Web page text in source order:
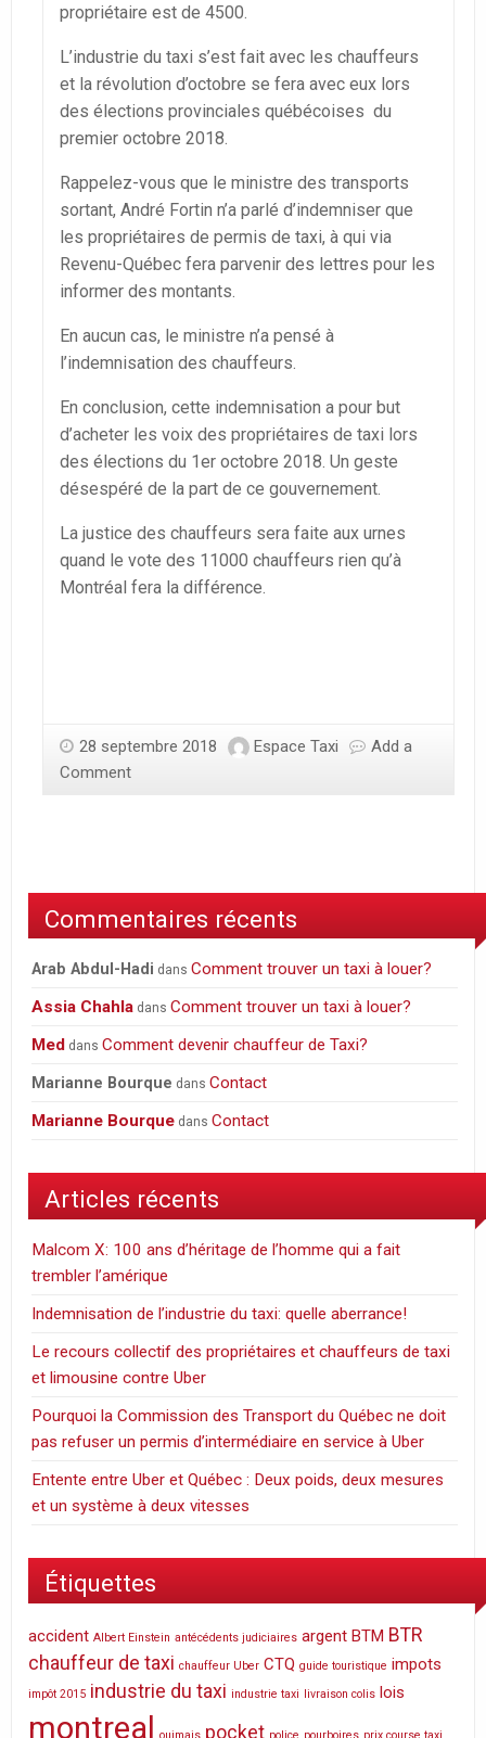
propriétaire est de 4500.
L’industrie du taxi s’est fait avec les chauffeurs
et la révolution d’octobre se fera avec eux lors
des élections provinciales québécoises du
premier octobre 2018.
Rappelez-vous que le ministre des transports
sortant, André Fortin n’a parlé d’indemniser que
les propriétaires de permis de taxi, à qui via
Revenu-Québec fera parvenir des lettres pour les
informer des montants.
En aucun cas, le ministre n’a pensé à
l’indemnisation des chauffeurs.
En conclusion, cette indemnisation a pour but
d’acheter les voix des propriétaires de taxi lors
des élections du 1er octobre 2018. Un geste
désespéré de la part de ce gouvernement.
La justice des chauffeurs sera faite aux urnes
quand le vote des 11000 chauffeurs rien qu’à
Montréal fera la différence.
28 septembre 2018 Espace Taxi
Add a
Comment
Commentaires récents
Arab Abdul-Hadi dansComment trouver un taxi à louer?
Assia Chahla dansComment trouver un taxi à louer?
Med dansComment devenir chauffeur de Taxi?
Marianne Bourque dansContact
Marianne Bourque dansContact
Articles récents
Malcom X: 100 ans d’héritage de l’homme qui a fait
trembler l’amérique
Indemnisation de l’industrie du taxi: quelle aberrance!
Le recours collectif des propriétaires et chauffeurs de taxi
et limousine contre Uber
Pourquoi la Commission des Transport du Québec ne doit
pas refuser un permis d’intermédiaire en service à Uber
Entente entre Uber et Québec : Deux poids, deux mesures
et un système à deux vitesses
Étiquettes
accident Albert Einstein antécédents judiciaires argent BTM BTR
chauffeur de taxi chauffeur Uber CTQ guide touristique impots
impôt 2015 industrie du taxi industrie taxi livraison colis lois
montreal pocket